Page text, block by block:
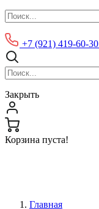
+7 (921) 419-60-30
Закрыть
Корзина пуста!
Главная